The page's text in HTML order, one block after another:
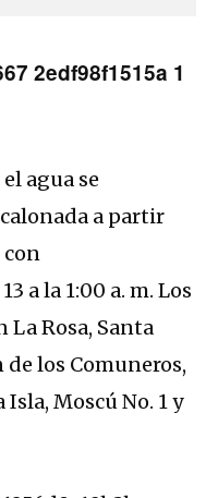
agua se
a partir
con
a la 1:00 a. m. Los
Rosa, Santa
los Comuneros,
Moscú No. 1 y